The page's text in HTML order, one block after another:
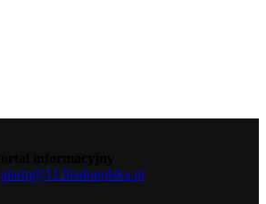
alarm@112malopolska.pl